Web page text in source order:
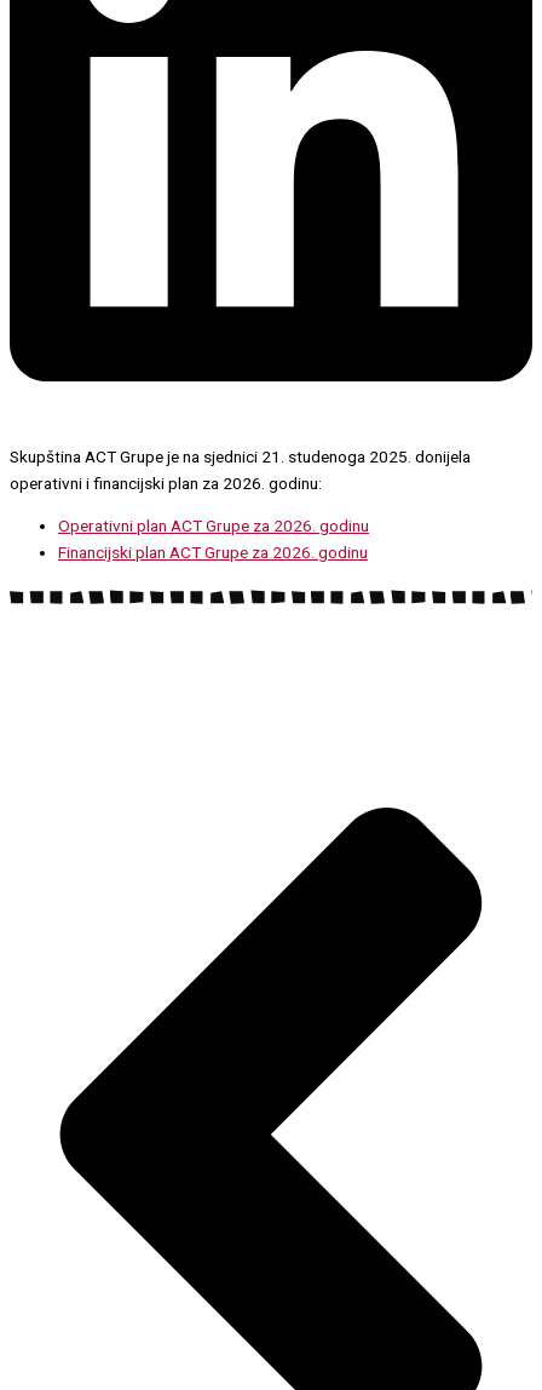
Skupština ACT Grupe je na sjednici 21. studenoga 2025. donijela
operativni i financijski plan za 2026. godinu:
Operativni plan ACT Grupe za 2026. godinu
Financijski plan ACT Grupe za 2026. godinu